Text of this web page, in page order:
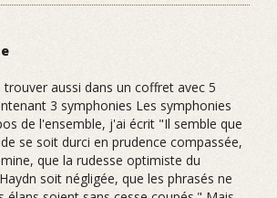
trouver aussi dans un coffret avec 5
3 symphonies Les symphonies
de l'ensemble, j'ai écrit "Il semble que
se soit durci en prudence compassée,
que la rudesse optimiste du
soit négligée, que les phrasés ne